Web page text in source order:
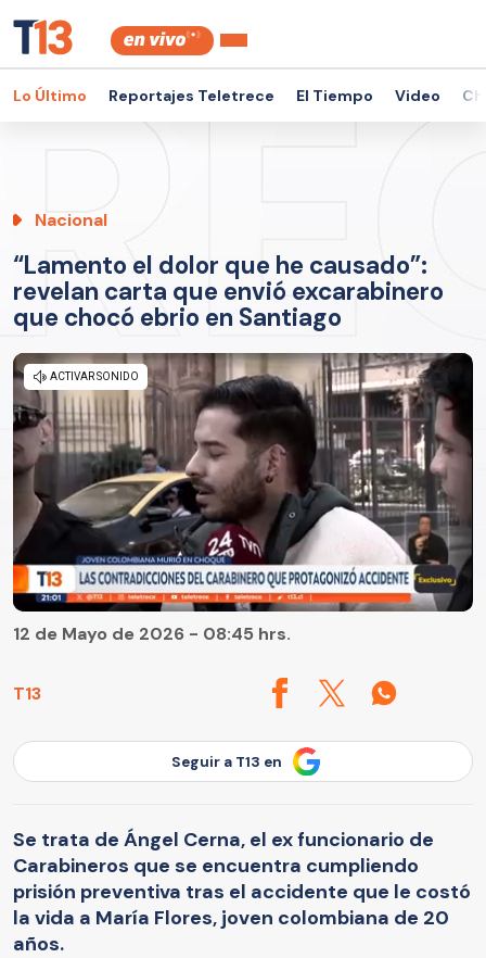
Lo Último Reportajes Teletrece El Tiempo Video
Nacional
“Lamento el dolor que he causado”:
revelan carta que envió excarabinero
que chocó ebrio en Santiago
T13
12 de Mayo de 2026 - 08:45 hrs.
Seguir a T13 en
Se trata de Ángel Cerna, el ex funcionario de
Carabineros que se encuentra cumpliendo
prisión preventiva tras el accidente que le costó
la vida a María Flores, joven colombiana de 20
años.